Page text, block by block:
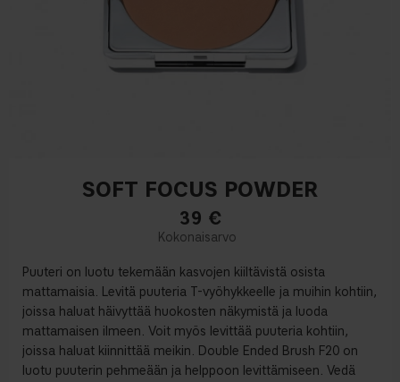
SOFT FOCUS POWDER
39 €
Puuteri on luotu tekemään kasvojen kiiltävistä osista
mattamaisia. Levitä puuteria T-vyöhykkeelle ja muihin kohtiin,
joissa haluat häivyttää huokosten näkymistä ja luoda
mattamaisen ilmeen. Voit myös levittää puuteria kohtiin,
joissa haluat kiinnittää meikin. Double Ended Brush F20 on
luotu puuterin pehmeään ja helppoon levittämiseen. Vedä